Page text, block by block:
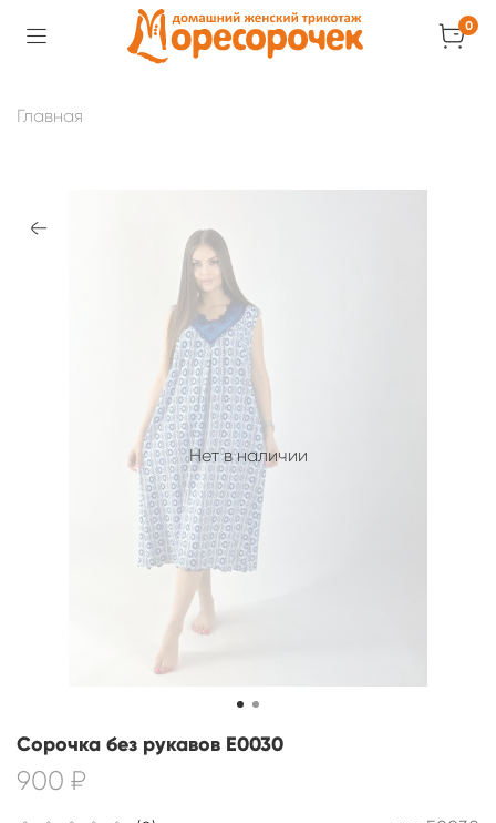
0
Главная
Нет в наличии
Сорочка без рукавов E0030
900 ₽